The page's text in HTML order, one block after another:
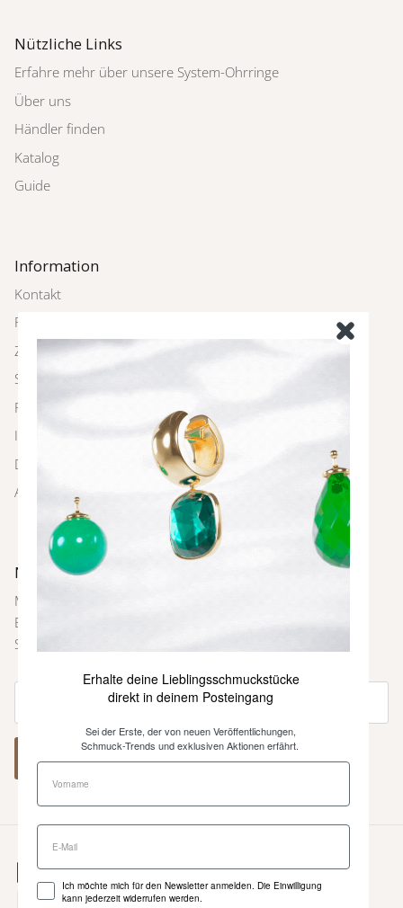
Nützliche Links
Erfahre mehr über unsere System-Ohrringe
Über uns
Händler finden
Katalog
Guide
Information
Kontakt
Rückgabe
Zahlung und Versand
Schmuckpflege
FAQ
Impressum
Datenschutz
AGBs
Newsletter
Melde dich bei unserem Newsletter an und sei immer als
Erste über neue Farben und Kollektionen, Inspirationen,
Styling-Tipps und weitere Neuigkeiten informiert.
ABONNIEREN
Erhalte deine Lieblingsschmuckstücke
direkt in deinem Posteingang
Sei der Erste, der von neuen Veröffentlichungen,
Schmuck-Trends und exklusiven Aktionen erfährt.
Ich möchte mich für den Newsletter anmelden. Die Einwilligung
kann jederzeit widerrufen werden.